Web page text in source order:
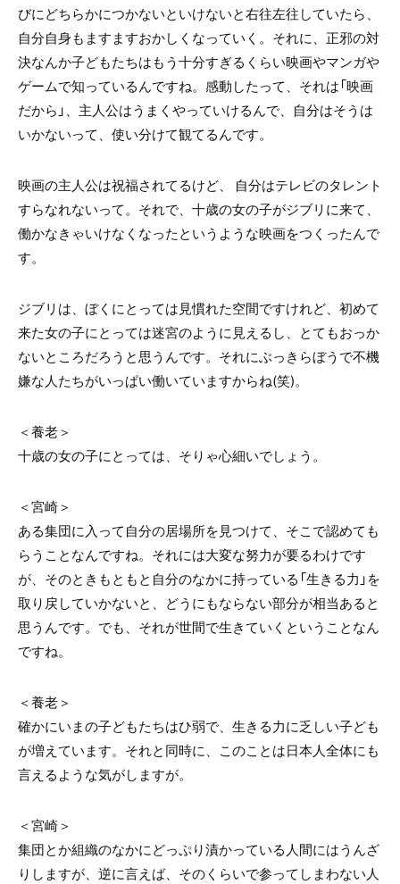
びにどちらかにつかないといけないと右往左往していたら、
自分自身もますますおかしくなっていく。それに、正邪の対
決なんか子どもたちはもう十分すぎるくらい映画やマンガや
ゲームで知っているんですね。感動したって、それは「映画
だから」、主人公はうまくやっていけるんで、自分はそうは
いかないって、使い分けて観てるんです。
映画の主人公は祝福されてるけど、 自分はテレビのタレント
すらなれないって。それで、十歳の女の子がジブリに来て、
働かなきゃいけなくなったというような映画をつくったんで
す。
ジブリは、ぼくにとっては見慣れた空間ですけれど、初めて
来た女の子にとっては迷宮のように見えるし、とてもおっか
ないところだろうと思うんです。それにぶっきらぼうで不機
嫌な人たちがいっぱい働いていますからね(笑)。
＜養老＞
十歳の女の子にとっては、そりゃ心細いでしょう。
＜宮崎＞
ある集団に入って自分の居場所を見つけて、そこで認めても
らうことなんですね。それには大変な努力が要るわけです
が、そのときもともと自分のなかに持っている「生きる力」を
取り戻していかないと、どうにもならない部分が相当あると
思うんです。でも、それが世間で生きていくということなん
ですね。
＜養老＞
確かにいまの子どもたちはひ弱で、生きる力に乏しい子ども
が増えています。それと同時に、このことは日本人全体にも
言えるような気がしますが。
＜宮崎＞
集団とか組織のなかにどっぷり漬かっている人間にはうんざ
りしますが、逆に言えば、そのくらいで参ってしまわない人